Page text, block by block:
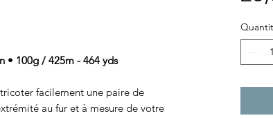
• 100g / 425m - 464 yds
facilement une paire de
au fur et à mesure de votre